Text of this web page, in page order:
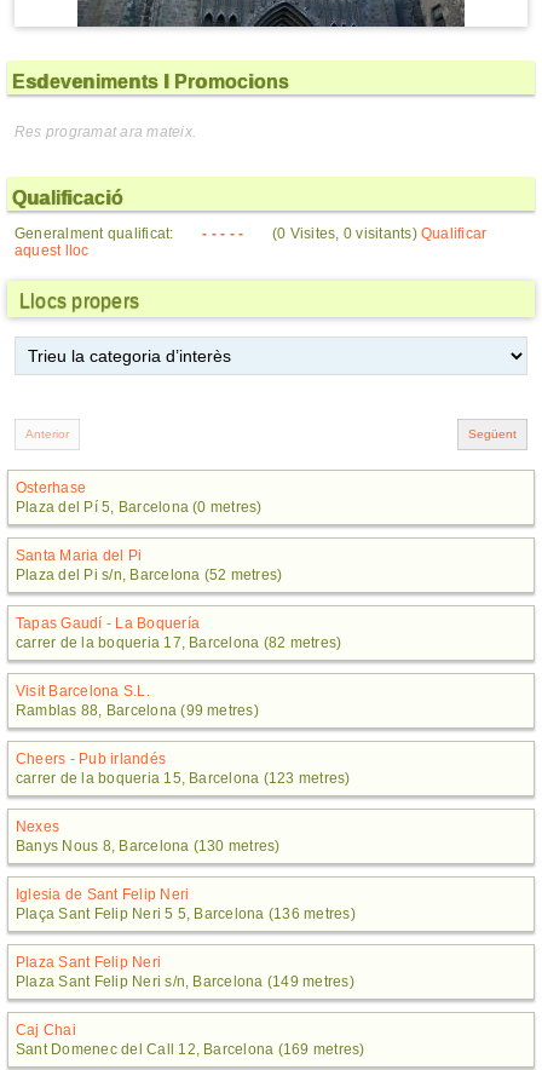
Esdeveniments I Promocions
Res programat ara mateix.
Qualificació
Generalment qualificat: - - - - - (0 Visites, 0 visitants)Qualificar
aquest lloc
Llocs propers
Osterhase
Plaza del Pí 5, Barcelona (0 metres)
Santa Maria del Pi
Plaza del Pi s/n, Barcelona (52 metres)
Tapas Gaudí - La Boquería
carrer de la boqueria 17, Barcelona (82 metres)
Visit Barcelona S.L.
Ramblas 88, Barcelona (99 metres)
Cheers - Pub irlandés
carrer de la boqueria 15, Barcelona (123 metres)
Nexes
Banys Nous 8, Barcelona (130 metres)
Iglesia de Sant Felip Neri
Plaça Sant Felip Neri 5 5, Barcelona (136 metres)
Plaza Sant Felip Neri
Plaza Sant Felip Neri s/n, Barcelona (149 metres)
Caj Chai
Sant Domenec del Call 12, Barcelona (169 metres)